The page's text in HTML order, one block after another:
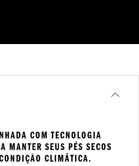
COM TECNOLOGIA
MANTER SEUS PÉS SECOS
CLIMÁTICA.